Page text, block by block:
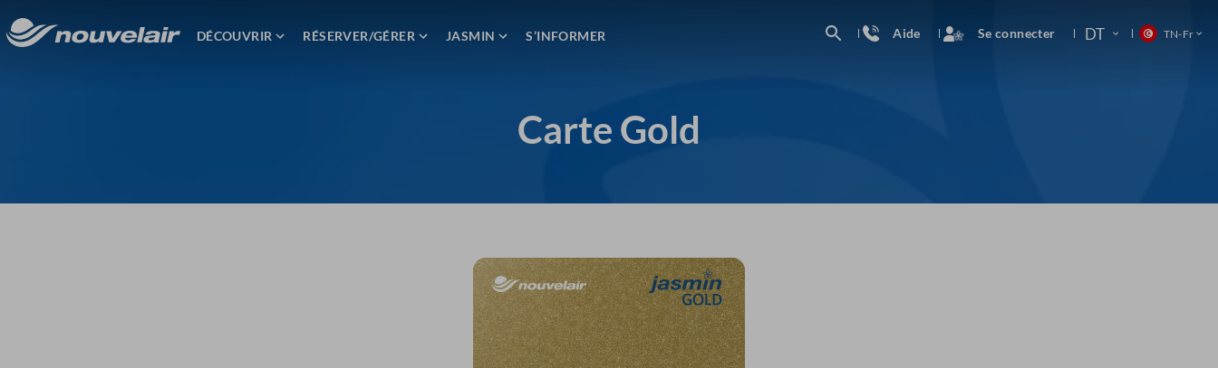
DÉCOUVRIR RÉSERVER/GÉRER JASMIN S’INFORMER Aide Se connecter DT TN-Fr
Carte Gold